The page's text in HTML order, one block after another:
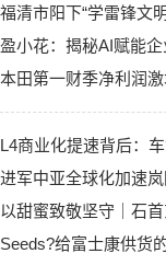
福清市阳下“学雷锋文
盈小花：揭秘AI赋能
本田第一财季净利润
L4商业化提速背后：
进军中亚全球化加速
以甜蜜致敬坚守｜石
Seeds?给富士康供货